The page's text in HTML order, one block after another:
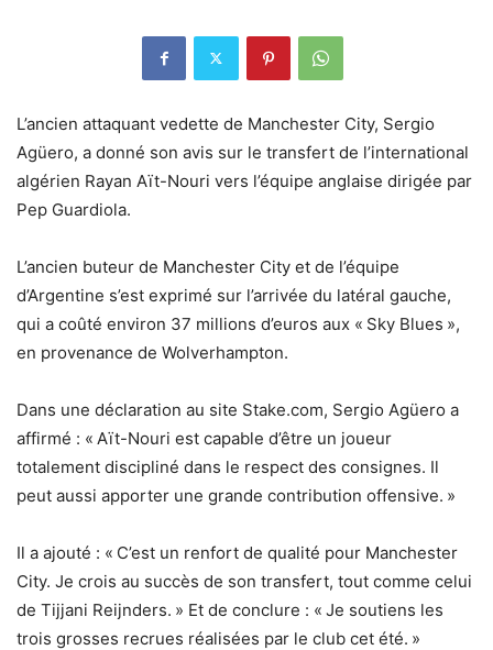
L’ancien attaquant vedette de Manchester City, Sergio
Agüero, a donné son avis sur le transfert de l’international
algérien Rayan Aït-Nouri vers l’équipe anglaise dirigée par
Pep Guardiola.
L’ancien buteur de Manchester City et de l’équipe
d’Argentine s’est exprimé sur l’arrivée du latéral gauche,
qui a coûté environ 37 millions d’euros aux « Sky Blues »,
en provenance de Wolverhampton.
Dans une déclaration au site Stake.com, Sergio Agüero a
affirmé : « Aït-Nouri est capable d’être un joueur
totalement discipliné dans le respect des consignes. Il
peut aussi apporter une grande contribution offensive. »
Il a ajouté : « C’est un renfort de qualité pour Manchester
City. Je crois au succès de son transfert, tout comme celui
de Tijjani Reijnders. » Et de conclure : « Je soutiens les
trois grosses recrues réalisées par le club cet été. »